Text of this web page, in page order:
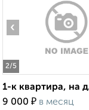
2/5
‹
1-к квартира, на
9 000 ₽ в месяц